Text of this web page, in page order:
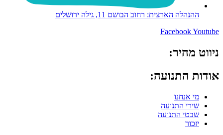
ההנהלה הארצית: רחוב הבושם 11, גילה ירושלים
FacebookYoutube
ניווט מהיר:
אודות התנועה:
מי אנחנו
שירי התנועה
שבטי התנועה
יזכור